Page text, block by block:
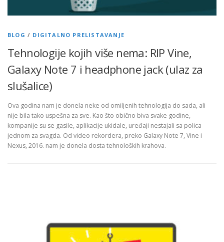
BLOG / DIGITALNO PRELISTAVANJE
Tehnologije kojih više nema: RIP Vine,
Galaxy Note 7 i headphone jack (ulaz za
slušalice)
Ova godina nam je donela neke od omiljenih tehnologija do sada, ali
nije bila tako uspešna za sve. Kao što obično biva svake godine,
kompanije su se gasile, aplikacije ukidale, uređaji nestajali sa polica
jednom za svagda. Od video rekordera, preko Galaxy Note 7, Vine i
Nexus, 2016. nam je donela dosta tehnoloških krahova.